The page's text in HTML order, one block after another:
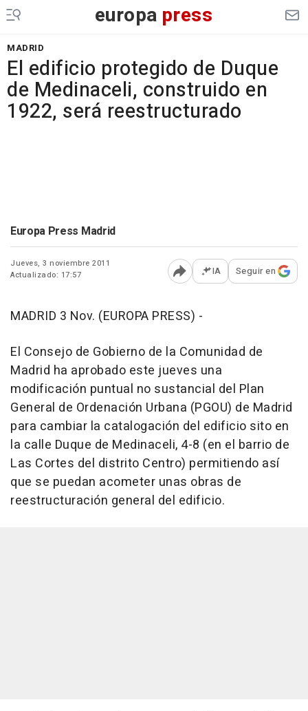
europa press
MADRID
El edificio protegido de Duque
de Medinaceli, construido en
1922, será reestructurado
Europa Press Madrid
Jueves, 3 noviembre 2011
Actualizado: 17:57
Abrir opciones para
IA Seguir en
MADRID 3 Nov. (EUROPA PRESS) -
El Consejo de Gobierno de la Comunidad de
Madrid ha aprobado este jueves una
modificación puntual no sustancial del Plan
General de Ordenación Urbana (PGOU) de Madrid
para cambiar la catalogación del edificio sito en
la calle Duque de Medinaceli, 4-8 (en el barrio de
Las Cortes del distrito Centro) permitiendo así
que se puedan acometer unas obras de
reestructuración general del edificio.